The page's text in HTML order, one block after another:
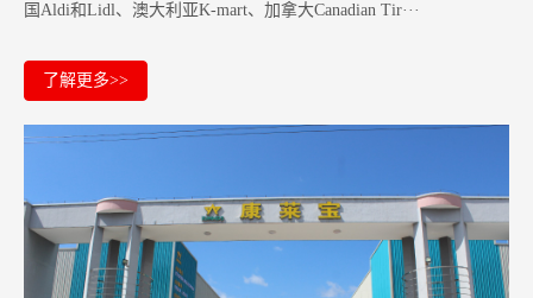
国Aldi和Lidl、澳大利亚K-mart、加拿大Canadian Tir···
了解更多>>